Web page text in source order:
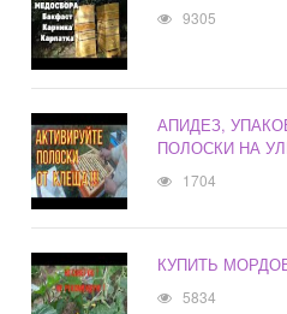
9305
АПИДЕЗ,
ПОЛОСКИ НА
1704
КУПИТЬ
5834